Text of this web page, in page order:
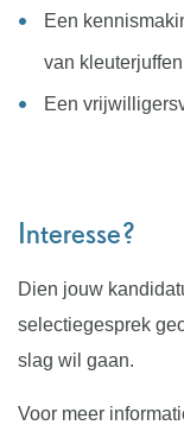
Een
van
Een
Interesse?
Dien jouw
selectiegesprek
slag wil gaan.
Voor meer